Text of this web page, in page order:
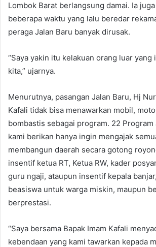
Lombok Barat berlangsung damai. Ia
beberapa waktu yang lalu beredar
peraga Jalan Baru banyak dirusak.
“Saya yakin itu kelakuan orang luar yang
kita,” ujarnya.
Menurutnya, pasangan Jalan Baru, Hj
Kafali tidak bisa menawarkan mobil,
bombastis sebagai program. 22 Program
kami berikan hanya ingin mengajak
membangun daerah secara gotong
insentif ketua RT, Ketua RW, kader
guru ngaji, ataupun insentif kepala
beasiswa untuk warga miskin, maupun
berprestasi.
“Saya bersama Bapak Imam Kafali
kebendaan yang kami tawarkan kepada